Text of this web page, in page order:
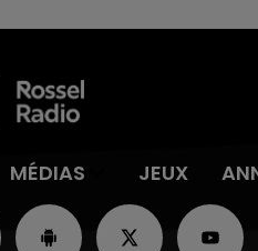
MÉDIAS JEUX